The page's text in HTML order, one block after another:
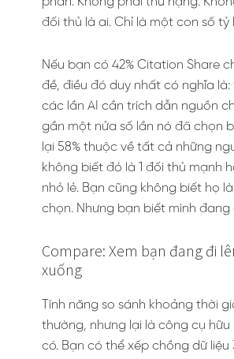
đối thủ là ai. Chỉ là một con số tỷ
Nếu bạn có 42% Citation Share
đề, điều đó duy nhất có nghĩa
các lần AI cần trích dẫn nguồn
gần một nửa số lần nó đã chọn
lại 58% thuộc về tất cả những
không biết đó là 1 đối thủ mạnh
nhỏ lẻ. Bạn cũng không biết họ
chọn. Nhưng bạn biết mình đang
Compare: Xem bạn đang đi
xuống
Tính năng so sánh khoảng thời
thường, nhưng lại là công cụ hữu
có. Bạn có thể xếp chồng dữ liệu